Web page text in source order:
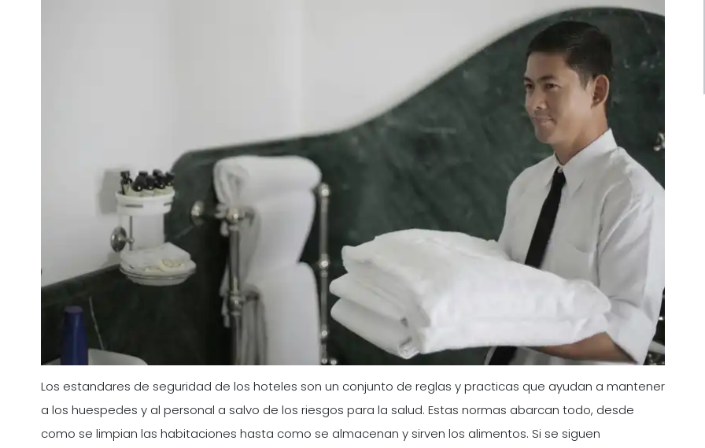
Los estandares de seguridad de los hoteles son un conjunto de reglas y practicas que ayudan a mantener
a los huespedes y al personal a salvo de los riesgos para la salud. Estas normas abarcan todo, desde
como se limpian las habitaciones hasta como se almacenan y sirven los alimentos. Si se siguen